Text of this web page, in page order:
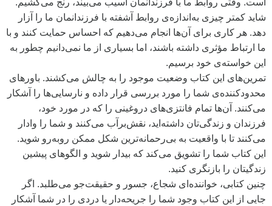
است. وقتی روابط ما با فرزندانمان آسیب می‌بیند، رنج می‌کشیم.
شاید کمتر چیزی به‌اندازه‌ی روابط آشفته با فرزندانمان ما را آزار
دهد. هر کاری برای آن‌ها انجام می‌دهیم که احساس حمایت کنند و با
ما ارتباط مؤثری داشته باشند، اما بسیاری از ما نمی‌دانیم چطور به
این خواسته‌ی خود برسیم.
تمرین‌های این کتاب وضعیت موجود را به چالش می‌کشند. باور‌های
محدودکننده‌ی شما را مورد بررسی قرار داده و نارسایی‌‌‌ها را آشکار
می‌کنند. آن‌ها تمام فانتزی‌‌های دروغینی را که در مورد خود،
فرزندان و زندگی‌تان داشته‌اید، نقش‌برآب می‌کنند و شما را وادار
می‌کنند تا با واقعیت به بی‌‌‌رحمانه‌‌‌ترین شکل ممکن روبه‌رو شوید.
این کتاب شما را تشویق می‌کند که بیدار شوید و الگو‌های پیشین
زندگیتان را بازنگری کنید.
چنین کتابی، خوانند‌ه‌ای شجاع، جسور و حقیقت‌‌‌جو می‌‌‌طلبد. اگر
جایی از این کتاب وجود شما را جریحه‌‌دار یا دردی را در شما آشکار